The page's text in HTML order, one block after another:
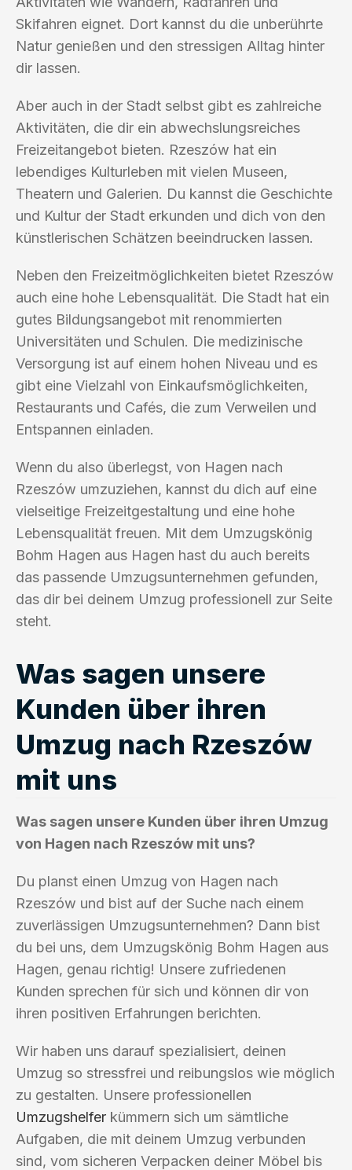
Skifahren eignet. Dort kannst du die unberührte
Natur genießen und den stressigen Alltag hinter
dir lassen.
Aber auch in der Stadt selbst gibt es zahlreiche
Aktivitäten, die dir ein abwechslungsreiches
Freizeitangebot bieten. Rzeszów hat ein
lebendiges Kulturleben mit vielen Museen,
Theatern und Galerien. Du kannst die Geschichte
und Kultur der Stadt erkunden und dich von den
künstlerischen Schätzen beeindrucken lassen.
Neben den Freizeitmöglichkeiten bietet Rzeszów
auch eine hohe Lebensqualität. Die Stadt hat ein
gutes Bildungsangebot mit renommierten
Universitäten und Schulen. Die medizinische
Versorgung ist auf einem hohen Niveau und es
gibt eine Vielzahl von Einkaufsmöglichkeiten,
Restaurants und Cafés, die zum Verweilen und
Entspannen einladen.
Wenn du also überlegst, von Hagen nach
Rzeszów umzuziehen, kannst du dich auf eine
vielseitige Freizeitgestaltung und eine hohe
Lebensqualität freuen. Mit dem Umzugskönig
Bohm Hagen aus Hagen hast du auch bereits
das passende Umzugsunternehmen gefunden,
das dir bei deinem Umzug professionell zur Seite
steht.
Was sagen unsere
Kunden über ihren
Umzug nach Rzeszów
mit uns
Was sagen unsere Kunden über ihren Umzug
von Hagen nach Rzeszów mit uns?
Du planst einen Umzug von Hagen nach
Rzeszów und bist auf der Suche nach einem
zuverlässigen Umzugsunternehmen? Dann bist
du bei uns, dem Umzugskönig Bohm Hagen aus
Hagen, genau richtig! Unsere zufriedenen
Kunden sprechen für sich und können dir von
ihren positiven Erfahrungen berichten.
Wir haben uns darauf spezialisiert, deinen
Umzug so stressfrei und reibungslos wie möglich
zu gestalten. Unsere professionellen
Umzugshelfer kümmern sich um sämtliche
Aufgaben, die mit deinem Umzug verbunden
sind, vom sicheren Verpacken deiner Möbel bis